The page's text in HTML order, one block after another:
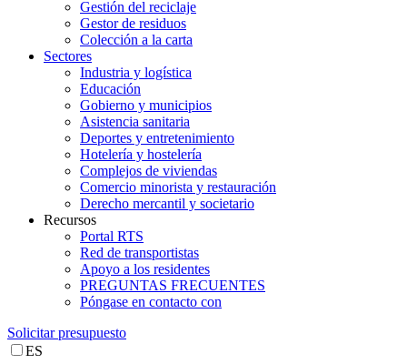
Gestión del reciclaje
Gestor de residuos
Colección a la carta
Sectores
Industria y logística
Educación
Gobierno y municipios
Asistencia sanitaria
Deportes y entretenimiento
Hotelería y hostelería
Complejos de viviendas
Comercio minorista y restauración
Derecho mercantil y societario
Recursos
Portal RTS
Red de transportistas
Apoyo a los residentes
PREGUNTAS FRECUENTES
Póngase en contacto con
Solicitar presupuesto
ES